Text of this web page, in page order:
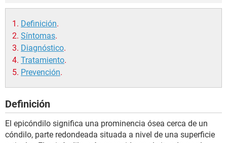
SEXUALIDAD
GLOSARIO
Definición.
Síntomas.
Diagnóstico.
Tratamiento.
Prevención.
Definición
El epicóndilo significa una prominencia ósea cerca de un
cóndilo, parte redondeada situada a nivel de una superficie